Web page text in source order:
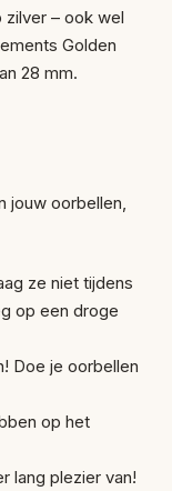
zilver – ook wel
Golden
28 mm.
jouw oorbellen,
ze niet tijdens
op een droge
Doe je oorbellen
op het
lang plezier van!